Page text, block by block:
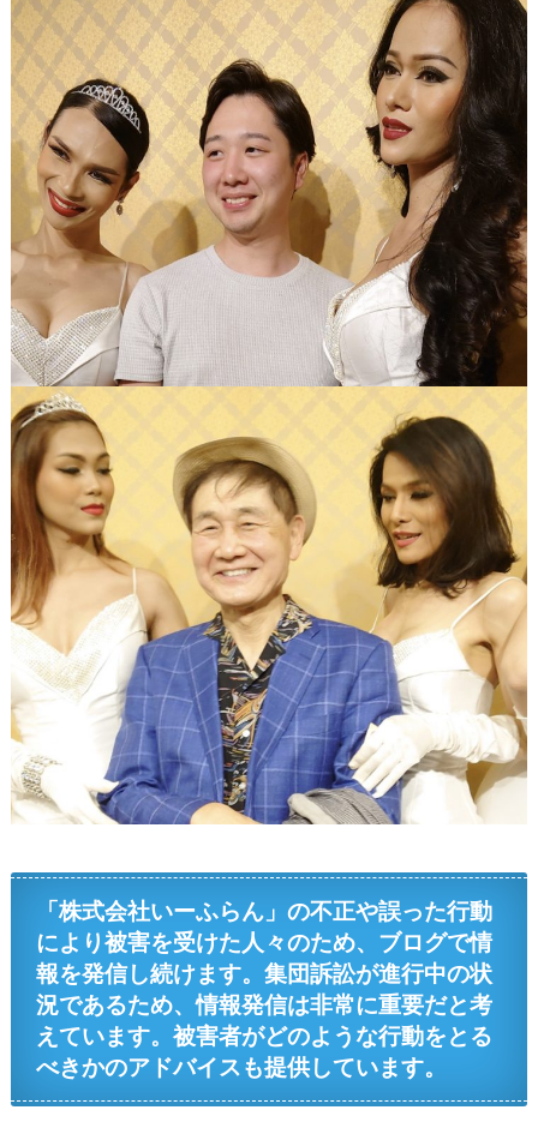
「株式会社いーふらん」の不正や誤った行動
により被害を受けた人々のため、ブログで情
報を発信し続けます。集団訴訟が進行中の状
況であるため、情報発信は非常に重要だと考
えています。被害者がどのような行動をとる
べきかのアドバイスも提供しています。